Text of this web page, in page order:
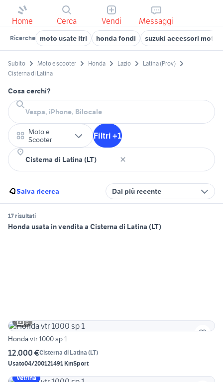
Home Cerca Vendi Messaggi
Ricerche moto usate itri honda fondi suzuki accessori moto
Subito Moto e scooter Honda Lazio
Latina (Prov)
Cisterna di Latina
Cosa cerchi?
Moto e
Scooter
Filtri +1
Salva ricerca Dal più recente
17 risultati
Honda usata in vendita a Cisterna di Latina (LT)
6
Honda vtr 1000 sp 1
12.000 €Cisterna di Latina (LT)
Usato04/200121491 KmSport
Vetrina